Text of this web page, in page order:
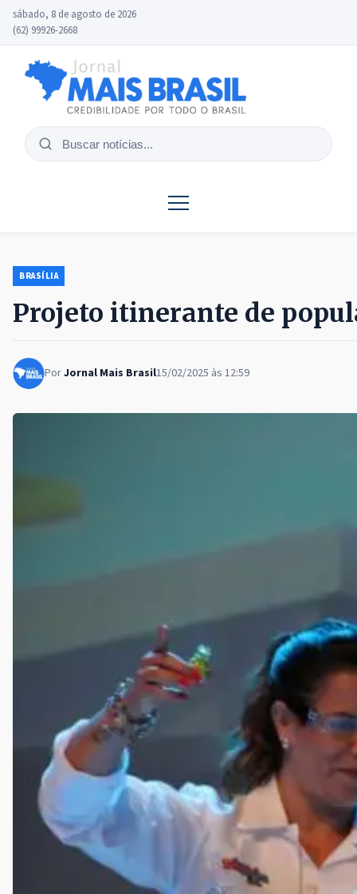
sábado, 8 de agosto de 2026
(62) 99926-2668
Buscar
BRASÍLIA
Projeto itinerante de
PorJornal Mais Brasil15/02/2025 às 12:59